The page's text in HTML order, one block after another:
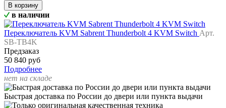
В корзину
в наличии
Переключатель KVM Sabrent Thunderbolt 4 KVM Switch Арт.
SB-TB4K
Предзаказ
50 840 руб
Подробнее
нет на складе
Быстрая доставка по России до двери или пункта выдачи